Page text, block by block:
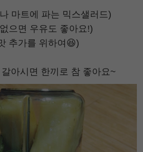
마트에 파는 믹스샐러드)
으면 우유도 좋아요!)
추가를 위하여😆)
아시면 한끼로 참 좋아요~